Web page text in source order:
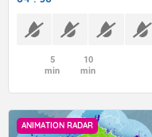
5
min
10
min
ANIMATION RADAR